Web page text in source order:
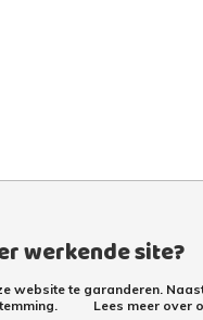
werkende site?
website te garanderen.
Lees meer over